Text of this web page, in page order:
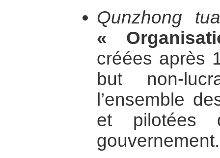
Qunzhong
«
créées après
but non-
l’ensemble
et pilotées
gouvernement.